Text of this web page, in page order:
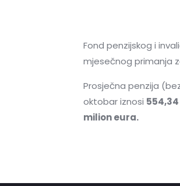
Fond penzijskog i
mjesečnog primanja
Prosječna penzija
oktobar iznosi
milion eura.